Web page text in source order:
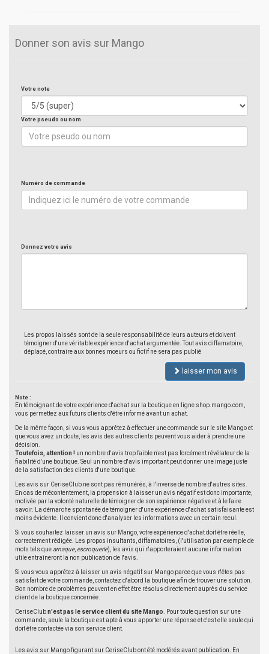
Donner son avis sur Mango
Votre note
Votre pseudo ou nom
Numéro de commande
Donnez votre avis
Les propos laissés sont de la seule responsabilité de leurs auteurs et doivent
témoigner d'une véritable expérience d'achat argumentée. Tout avis diffamatoire,
déplacé, contraire aux bonnes moeurs ou fictif ne sera pas publié
laisser mon avis
Note :
En témoignant de votre expérience d'achat sur la boutique en ligne shop.mango.com,
vous permettez aux futurs clients d'être informé avant un achat.
De la même façon, si vous vous apprêtez à effectuer une commande sur le site Mango et
que vous avez un doute, les avis des autres clients peuvent vous aider à prendre une
décision.
Toutefois, attention ! un nombre d'avis trop faible n'est pas forcément révélateur de la
fiabilité d'une boutique. Seul un nombre d'avis important peut donner une image juste
de la satisfaction des clients d'une boutique.
Les avis sur CeriseClub ne sont pas rémunérés, à l'inverse de nombre d'autres sites.
En cas de mécontentement, la propension à laisser un avis négatif est donc importante,
motivée par la volonté naturelle de témoigner de son expérience négative et à le faire
savoir. La démarche spontanée de témoigner d'une expérience d'achat satisfaisante est
moins évidente. Il convient donc d'analyser les informations avec un certain recul.
Si vous souhaitez laisser un avis sur Mango, votre expérience d'achat doit être réelle,
correctement rédigée. Les propos insultants, diffamatoires, (l'utilisation par exemple de
mots tels que arnaque, escroquerie), les avis qui n'apporteraient aucune information
utile entraîneront la non publication de l'avis.
Si vous vous apprêtez à laisser un avis négatif sur Mango parce que vous n'êtes pas
satisfait de votre commande, contactez d'abord la boutique afin de trouver une solution.
Bon nombre de problèmes peuvent en effet être résolus directement auprès du service
client de la boutique concernée.
CeriseClubn'est pas le service client du site Mango . Pour toute question sur une
commande, seule la boutique est apte à vous apporter une réponse et c'est elle seule qui
doit être contactée via son service client.
Les avis sur Mango figurant sur CeriseClub ont été modérés avant publication. En